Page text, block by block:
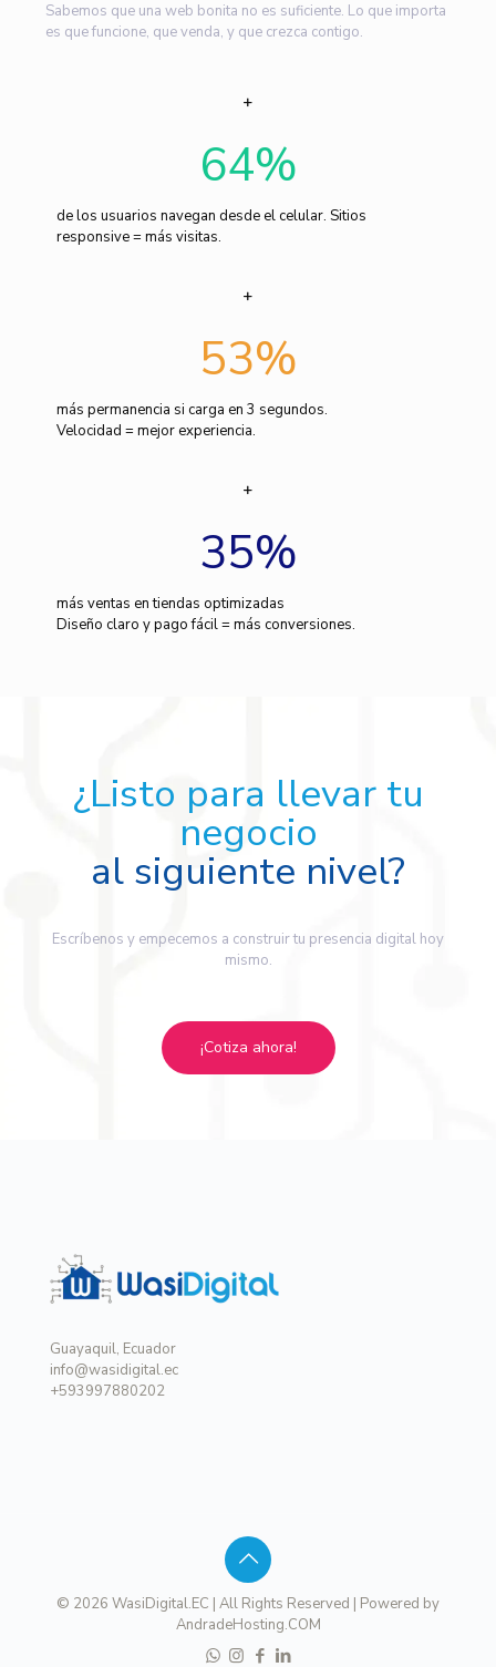
Sabemos que una web bonita no es suficiente. Lo que importa
es que funcione, que venda, y que crezca contigo.
64%
de los usuarios navegan desde el celular. Sitios
responsive = más visitas.
53%
más permanencia si carga en 3 segundos.
Velocidad = mejor experiencia.
35%
más ventas en tiendas optimizadas
Diseño claro y pago fácil = más conversiones.
¿Listo para llevar tu
negocio
al siguiente nivel?
Escríbenos y empecemos a construir tu presencia digital hoy
mismo.
¡Cotiza ahora!
Guayaquil, Ecuador
info@wasidigital.ec
+593997880202
© 2026 WasiDigital.EC | All Rights Reserved | Powered by
AndradeHosting.COM